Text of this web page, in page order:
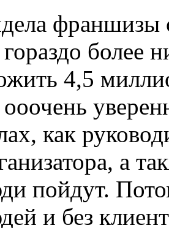
франшизы
более
4,5
как
а
пойдут.
и без